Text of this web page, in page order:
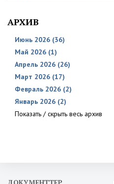
АРХИВ
Июнь 2026 (36)
Май 2026 (1)
Апрель 2026 (26)
Март 2026 (17)
Февраль 2026 (2)
Январь 2026 (2)
Показать / скрыть весь архив
ДОКУМЕНТТЕР